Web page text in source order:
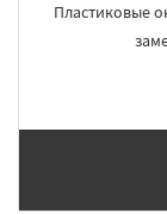
Пластиковые